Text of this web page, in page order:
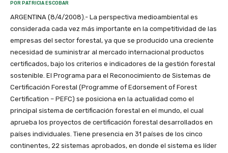
POR PATRICIA ESCOBAR
ARGENTINA (8/4/2008).- La perspectiva medioambiental es
considerada cada vez más importante en la competitividad de las
empresas del sector forestal, ya que se producido una creciente
necesidad de suministrar al mercado internacional productos
certificados, bajo los criterios e indicadores de la gestión forestal
sostenible. El Programa para el Reconocimiento de Sistemas de
Certificación Forestal (Programme of Edorsement of Forest
Certification – PEFC) se posiciona en la actualidad como el
principal sistema de certificación forestal en el mundo, el cual
aprueba los proyectos de certificación forestal desarrollados en
países individuales. Tiene presencia en 31 países de los cinco
continentes, 22 sistemas aprobados, en donde el sistema es líder